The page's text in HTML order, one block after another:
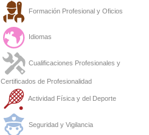
Formación Profesional y Oficios
Idiomas
Cualificaciones Profesionales y
Certificados de Profesionalidad
Actividad Física y del Deporte
Seguridad y Vigilancia